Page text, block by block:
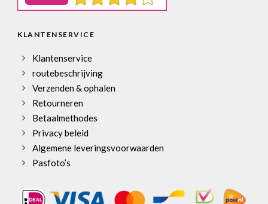
KLANTENSERVICE
Klantenservice
routebeschrijving
Verzenden & ophalen
Retourneren
Betaalmethodes
Privacy beleid
Algemene leveringsvoorwaarden
Pasfoto’s